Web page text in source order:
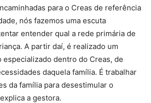
para o Creas de referência
nós fazemos uma escuta
entender qual a rede primária de
A partir daí, é realizado um
especializado dentro do Creas, de
daquela família. É trabalhar
da família para desestimular o
a gestora.